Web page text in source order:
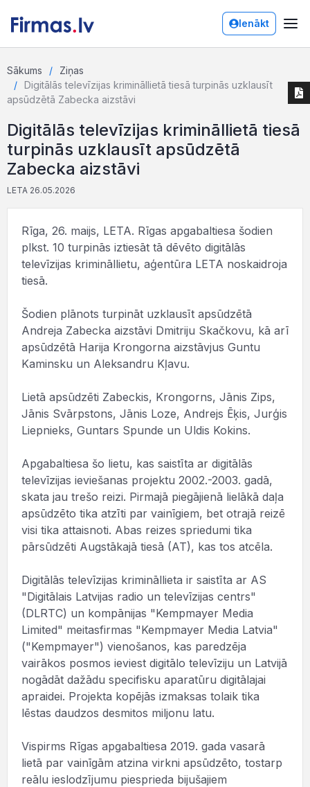
Ienākt
Sākums
Ziņas
Digitālās televīzijas krimināllietā tiesā turpinās uzklausīt
apsūdzētā Zabecka aizstāvi
Digitālās televīzijas krimināllietā tiesā
turpinās uzklausīt apsūdzētā
Zabecka aizstāvi
LETA 26.05.2026
Rīga, 26. maijs, LETA. Rīgas apgabaltiesa šodien
plkst. 10 turpinās iztiesāt tā dēvēto digitālās
televīzijas krimināllietu, aģentūra LETA noskaidroja
tiesā.
Šodien plānots turpināt uzklausīt apsūdzētā
Andreja Zabecka aizstāvi Dmitriju Skačkovu, kā arī
apsūdzētā Harija Krongorna aizstāvjus Guntu
Kaminsku un Aleksandru Kļavu.
Lietā apsūdzēti Zabeckis, Krongorns, Jānis Zips,
Jānis Svārpstons, Jānis Loze, Andrejs Ēķis, Jurģis
Liepnieks, Guntars Spunde un Uldis Kokins.
Apgabaltiesa šo lietu, kas saistīta ar digitālās
televīzijas ieviešanas projektu 2002.-2003. gadā,
skata jau trešo reizi. Pirmajā piegājienā lielākā daļa
apsūdzēto tika atzīti par vainīgiem, bet otrajā reizē
visi tika attaisnoti. Abas reizes spriedumi tika
pārsūdzēti Augstākajā tiesā (AT), kas tos atcēla.
Digitālās televīzijas krimināllieta ir saistīta ar AS
"Digitālais Latvijas radio un televīzijas centrs"
(DLRTC) un kompānijas "Kempmayer Media
Limited" meitasfirmas "Kempmayer Media Latvia"
("Kempmayer") vienošanos, kas paredzēja
vairākos posmos ieviest digitālo televīziju un Latvijā
nogādāt dažādu specifisku aparatūru digitālajai
apraidei. Projekta kopējās izmaksas tolaik tika
lēstas daudzos desmitos miljonu latu.
Vispirms Rīgas apgabaltiesa 2019. gada vasarā
lietā par vainīgām atzina virkni apsūdzēto, tostarp
reālu ieslodzījumu piesprieda bijušajiem